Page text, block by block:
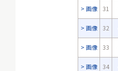
画像 31
画像 32
画像 33
画像 34